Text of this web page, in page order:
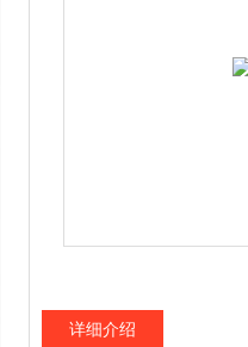
详细介绍